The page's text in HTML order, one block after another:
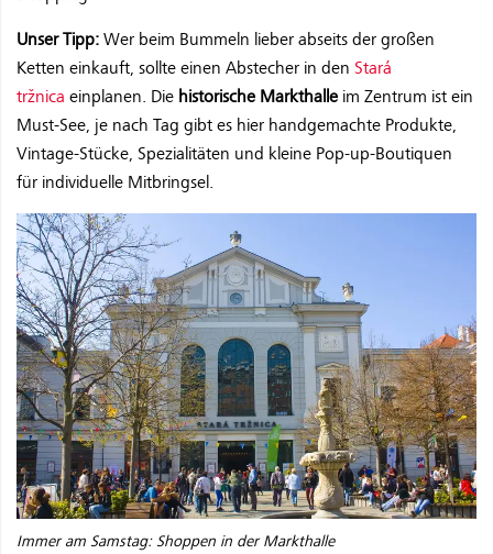
Unser Tipp: Wer beim Bummeln lieber abseits der großen
Ketten einkauft, sollte einen Abstecher in den Stará
tržnica einplanen. Die historische Markthalle im Zentrum ist ein
Must-See, je nach Tag gibt es hier handgemachte Produkte,
Vintage-Stücke, Spezialitäten und kleine Pop-up-Boutiquen
für individuelle Mitbringsel.
Immer am Samstag: Shoppen in der Markthalle